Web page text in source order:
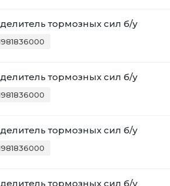
тормозных сил б/у
тормозных сил б/у
тормозных сил б/у
тормозных сил б/у